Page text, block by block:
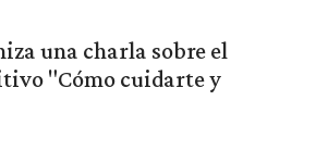
una charla sobre el
"Cómo cuidarte y